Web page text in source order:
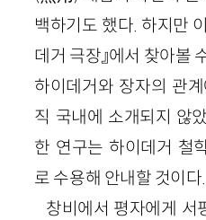
백하기도 했다. 하지만
데거 극장』에서 찾아볼
하이데거와 장자의 관
직 국내에 소개되지 않
한 연구는 하이데거 철
로 수용해 안내할 것이다.
창비에서 평자에게 서